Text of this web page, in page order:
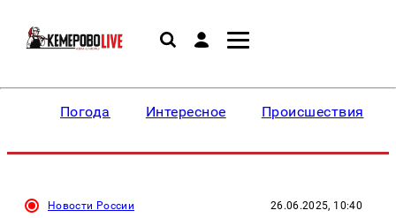
Погода Интересное Происшествия
Новости России 26.06.2025, 10:40